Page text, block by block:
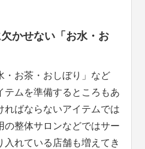
欠かせない「お水・お
・お茶・おしぼり」など
テムを準備するところもあ
ればならないアイテムでは
の整体サロンなどではサー
入れている店舗も増えてき